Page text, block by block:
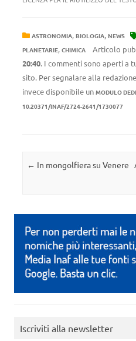
ASTRONOMIA, BIOLOGIA, NEWS
PLANETARIE, CHIMICA Articolo
20:40. I commenti sono aperti a
sito. Per segnalare alla
invece disponibile un MODULO
10.20371/INAF/2724-2641/1730077
Navigazione articolo
← In mongolfiera su Venere
Iscriviti alla newsletter